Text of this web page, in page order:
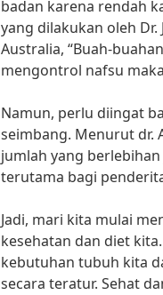
badan karena rendah
yang dilakukan oleh
Australia, “Buah-
mengontrol nafsu
Namun, perlu diingat
seimbang. Menurut dr.
jumlah yang
terutama bagi
Jadi, mari kita mulai
kesehatan dan diet
kebutuhan tubuh kita
secara teratur. Sehat